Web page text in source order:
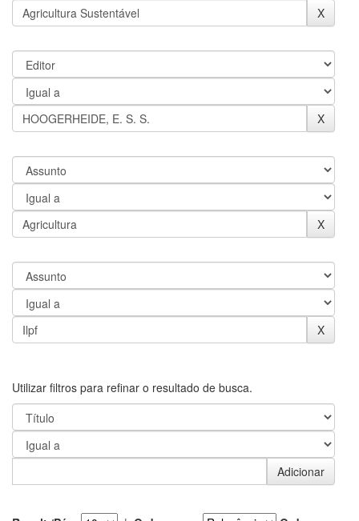
Utilizar filtros para refinar o resultado de busca.